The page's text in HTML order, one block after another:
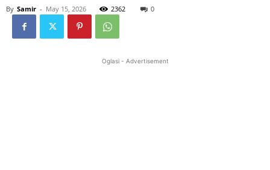
By Samir - May 15, 2026 2362 0
Oglasi - Advertisement